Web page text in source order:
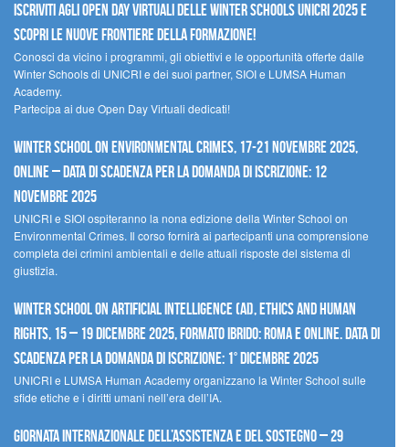
Iscriviti agli Open Day Virtuali delle Winter Schools UNICRI 2025 e
scopri le nuove frontiere della formazione!
Conosci da vicino i programmi, gli obiettivi e le opportunità offerte dalle
Winter Schools di UNICRI e dei suoi partner, SIOI e LUMSA Human
Academy.
Partecipa ai due Open Day Virtuali dedicati!
Winter School on Environmental Crimes, 17-21 novembre 2025,
Online – Data di scadenza per la domanda di iscrizione: 12
novembre 2025
UNICRI e SIOI ospiteranno la nona edizione della Winter School on
Environmental Crimes. Il corso fornirà ai partecipanti una comprensione
completa dei crimini ambientali e delle attuali risposte del sistema di
giustizia.
Winter School on Artificial Intelligence (AI), Ethics and Human
Rights, 15 – 19 dicembre 2025, Formato Ibrido: Roma e online. Data di
scadenza per la domanda di iscrizione: 1° dicembre 2025
UNICRI e LUMSA Human Academy organizzano la Winter School sulle
sfide etiche e i diritti umani nell’era dell’IA.
Giornata internazionale dell’assistenza e del sostegno – 29